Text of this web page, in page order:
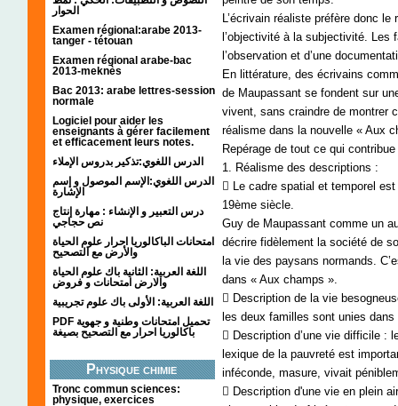
الحوار
Examen régional:arabe 2013-
tanger - tétouan
Examen régional arabe-bac
2013-meknès
Bac 2013: arabe lettres-session
normale
Logiciel pour aider les
enseignants à gérer facilement
et efficacement leurs notes.
الدرس اللغوي:تذكير بدروس الإملاء
الدرس اللغوي:الإسم الموصول و إسم
الإشارة
درس التعبير و الإنشاء : مهارة إنتاج
نص حجاجي
امتحانات الباكالوريا احرار علوم الحياة
والأرض مع التصحيح
اللغة العربية: الثانية باك علوم الحياة
والارض امتحانات و فروض
اللغة العربية: الأولى باك علوم تجريبية
PDF تحميل امتحانات وطنية و جهوية
باكالوريا احرار مع التصحيح بصيغة
Physique chimie
Tronc commun sciences:
physique, exercices
L’écrivain réaliste préfère donc
l’objectivité à la subjectivité.
l’observation et d’une
En littérature, des écrivains
de Maupassant se fondent sur
vivent, sans craindre de montrer
réalisme dans la nouvelle « Aux
Repérage de tout ce qui
1. Réalisme des descriptions :
 Le cadre spatial et temporel
19ème siècle.
Guy de Maupassant comme un
décrire fidèlement la société de
la vie des paysans normands.
dans « Aux champs ».
 Description de la vie
les deux familles sont unies
 Description d’une vie difficile :
lexique de la pauvreté est
inféconde, masure, vivait
 Description d'une vie en plein